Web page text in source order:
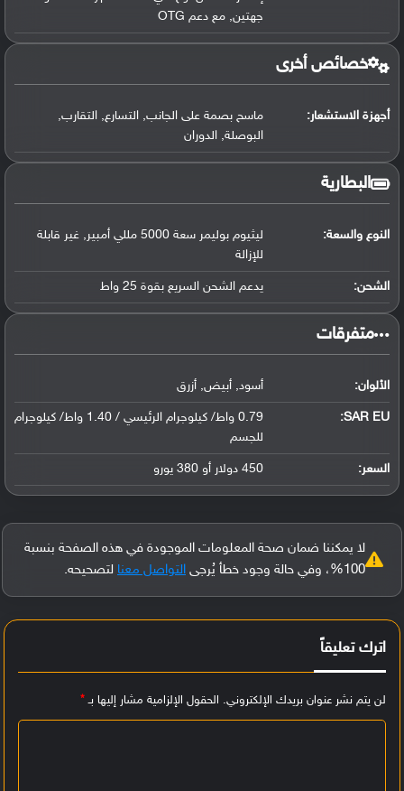
جهتين, مع دعم OTG
خصائص أخرى
أجهزة الاستشعار:
ماسح بصمة على الجانب, التسارع, التقارب,
البوصلة, الدوران
البطارية
النوع والسعة:
ليثيوم بوليمر سعة 5000 مللي أمبير, غير قابلة
للإزالة
الشحن: يدعم الشحن السريع بقوة 25 واط
‏متفرقات‏
الألوان: أسود, أبيض, أزرق
SAR EU:
0.79 واط/ كيلوجرام الرئيسي / 1.40 واط/ كيلوجرام
للجسم
السعر: 450 دولار أو 380 يورو
لا يمكننا ضمان صحة المعلومات الموجودة في هذه الصفحة بنسبة
100%، وفي حالة وجود خطأ يُرجى
التواصل معنا لتصحيحه.
اترك تعليقاً
لن يتم نشر عنوان بريدك الإلكتروني. الحقول الإلزامية مشار إليها بـ*